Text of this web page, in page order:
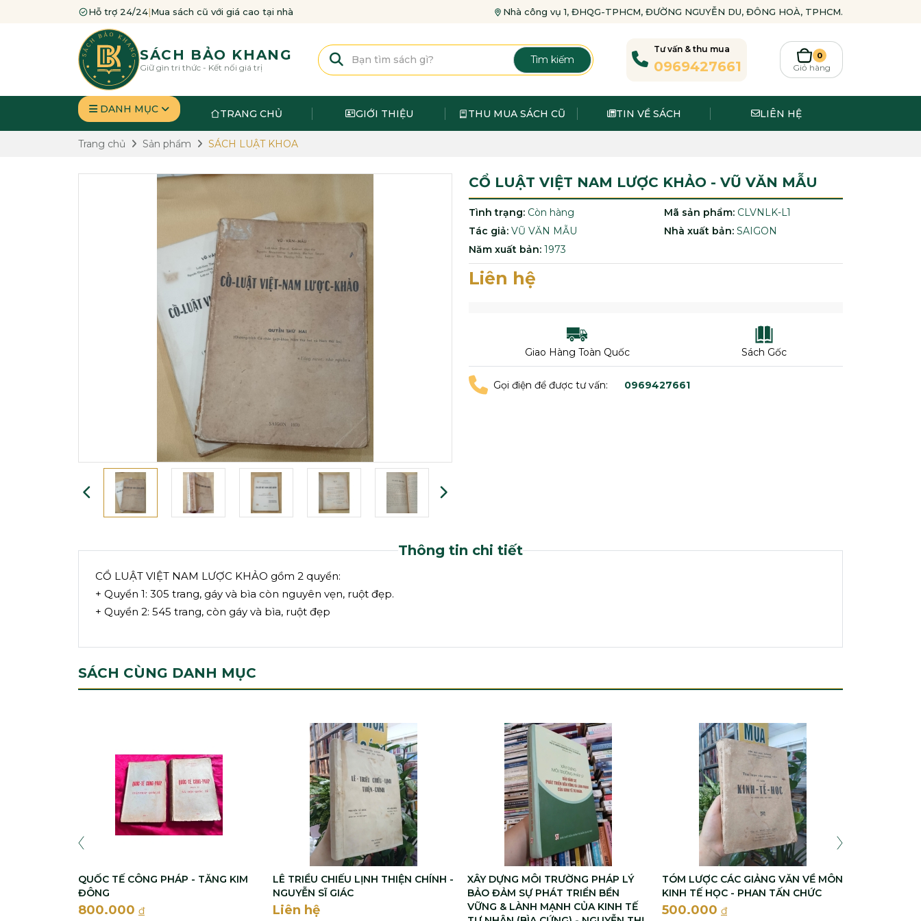
Hỗ trợ 24/24|Mua sách cũ với giá cao tại nhà Nhà công vụ 1, ĐHQG-TPHCM, ĐƯỜNG NGUYỄN DU, ĐÔNG HOÀ, TPHCM.
SÁCH BẢO KHANG
Giữ gìn tri thức - Kết nối giá trị
Tìm kiếm
Tư vấn & thu mua
0969427661
0
Giỏ hàng
DANH MỤC TRANG CHỦ GIỚI THIỆU THU MUA SÁCH CŨ TIN VỀ SÁCH LIÊN HỆ
Trang chủ Sản phẩm SÁCH LUẬT KHOA
CỔ LUẬT VIỆT NAM LƯỢC KHẢO - VŨ VĂN MẪU
Tình trạng: Còn hàng Mã sản phẩm: CLVNLK-L1
Tác giả: VŨ VĂN MẪU Nhà xuất bản: SAIGON
Năm xuất bản: 1973
Liên hệ
Giao Hàng Toàn Quốc Sách Gốc
Gọi điện để được tư vấn: 0969427661
Thông tin chi tiết
CỔ LUẬT VIỆT NAM LƯỢC KHẢO gồm 2 quyển:
+ Quyển 1: 305 trang, gáy và bìa còn nguyên vẹn, ruột đẹp.
+ Quyển 2: 545 trang, còn gáy và bìa, ruột đẹp
SÁCH CÙNG DANH MỤC
QUỐC TẾ CÔNG PHÁP - TĂNG KIM
ĐÔNG
800.000 đ
LÊ TRIỀU CHIẾU LỊNH THIỆN CHÍNH -
NGUYỄN SĨ GIÁC
Liên hệ
XÂY DỰNG MÔI TRƯỜNG PHÁP LÝ
BẢO ĐẢM SỰ PHÁT TRIỂN BỀN
VỮNG & LÀNH MẠNH CỦA KINH TẾ
TÓM LƯỢC CÁC GIẢNG VĂN VỀ MÔN
KINH TẾ HỌC - PHAN TẤN CHỨC
500.000 đ